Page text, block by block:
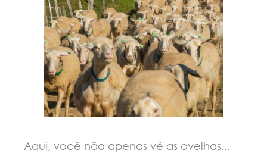
Aqui, você não apenas vê as ovelhas...